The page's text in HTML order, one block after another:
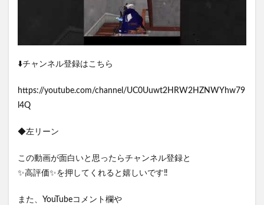
⬇️チャンネル登録はこちら
https://youtube.com/channel/UC0Uuwt2HRW2HZNWYhw79
l4Q
◆左リーン
この動画が面白いと思ったらチャンネル登録と
✨高評価✨を押してくれると嬉しいです‼︎
また、YouTubeコメント欄や